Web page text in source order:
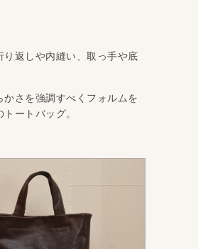
り返しや内縫い、取っ手や底
かさを強調すべくフォルムを
ートバッグ。